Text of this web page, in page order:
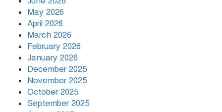
তারেক রহমান ক্ষমতায় থাকবেন না, পতন
শুরু হয়ে গেছে: পাটওয়ারী
বাংলাদেশ আর কখনো তাবেদারি রাষ্ট্রে
পরিণত হবে না
May 2026
April 2026
March 2026
February 2026
January 2026
December 2025
November 2025
October 2025
September 2025